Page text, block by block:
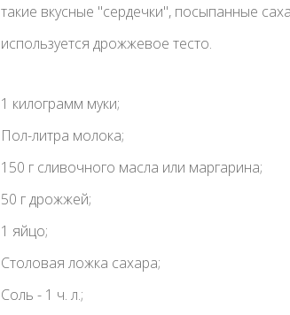
такие вкусные "сердечки", посыпанные
используется дрожжевое тесто.
1 килограмм муки;
Пол-литра молока;
150 г сливочного масла или маргарина;
50 г дрожжей;
1 яйцо;
Столовая ложка сахара;
Соль - 1 ч. л.;